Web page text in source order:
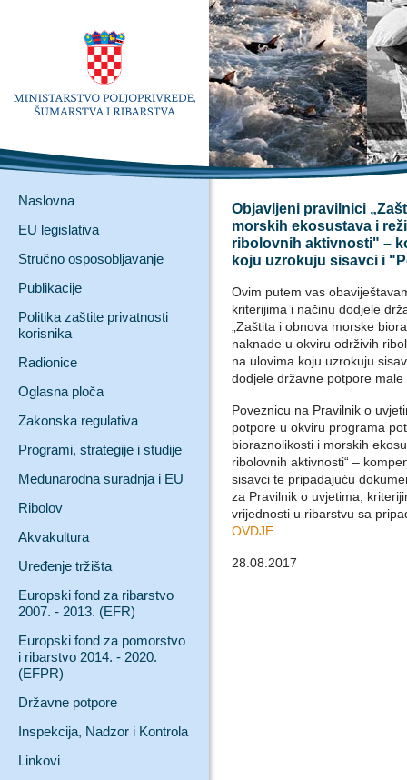
Naslovna
EU legislativa
Stručno osposobljavanje
Publikacije
Politika zaštite privatnosti
korisnika
Radionice
Oglasna ploča
Zakonska regulativa
Programi, strategije i studije
Međunarodna suradnja i EU
Ribolov
Akvakultura
Uređenje tržišta
Europski fond za ribarstvo
2007. - 2013. (EFR)
Europski fond za pomorstvo
i ribarstvo 2014. - 2020.
(EFPR)
Državne potpore
Inspekcija, Nadzor i Kontrola
Linkovi
Objavljeni pravilnici
morskih ekosustava i
ribolovnih aktivnosti" –
koju uzrokuju sisavci i
Ovim putem vas
kriterijima i načinu dodjele
„Zaštita i obnova morske
naknade u okviru održivih
na ulovima koju uzrokuju
dodjele državne potpore
Poveznicu na Pravilnik o
potpore u okviru programa
bioraznolikosti i morskih
ribolovnih aktivnosti“ –
sisavci te pripadajuću
za Pravilnik o uvjetima,
vrijednosti u ribarstvu sa
OVDJE
28.08.2017